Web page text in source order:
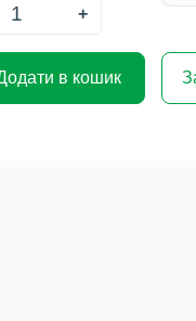
+
в кошик